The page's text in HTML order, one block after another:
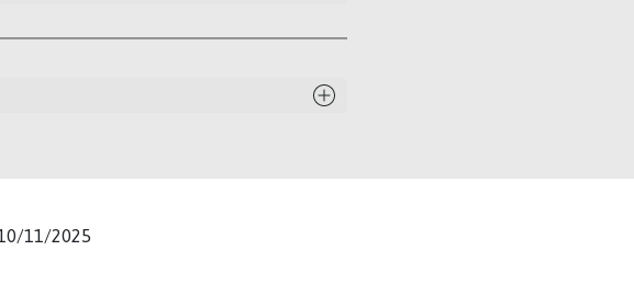
11/2025